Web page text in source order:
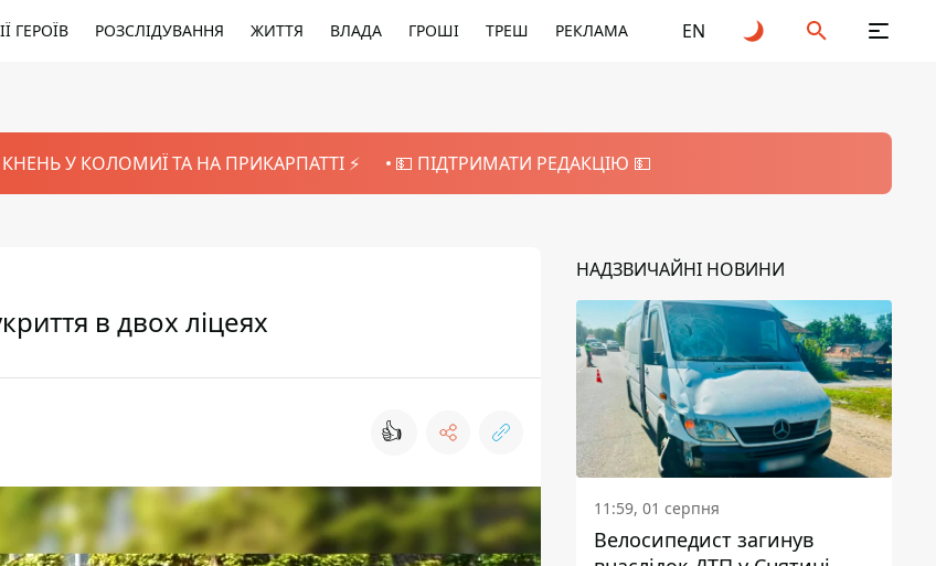
ГЕРОЇВ РОЗСЛІДУВАННЯ ЖИТТЯ ВЛАДА ГРОШІ ТРЕШ РЕКЛАМА EN
У КОЛОМИЇ ТА НА ПРИКАРПАТТІ ⚡️ 💵 ПІДТРИМАТИ РЕДАКЦІЮ 💵
в двох ліцеях
👍
НАДЗВИЧАЙНІ НОВИНИ
11:59, 01 серпня
Велосипедист загинув